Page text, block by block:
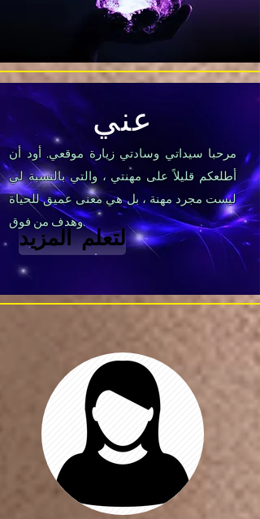
عني
مرحبا سيداتي وسادتي زيارة موقعي. أود أن
أطلعكم قليلاً على مهنتي ، والتي بالنسبة لي
ليست مجرد مهنة ، بل هي معنى عميق للحياة
وهدف من فوق.
لتعلم المزيد